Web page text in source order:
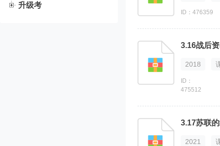
升级考
ID：476359
3.16战后
2018
ID：
475512
3.17苏联
2021